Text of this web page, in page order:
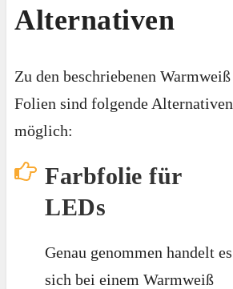
Alternativen
Zu den beschriebenen Warmweiß
Folien sind folgende Alternativen
möglich:
Farbfolie für
LEDs
Genau genommen handelt es
sich bei einem Warmweiß